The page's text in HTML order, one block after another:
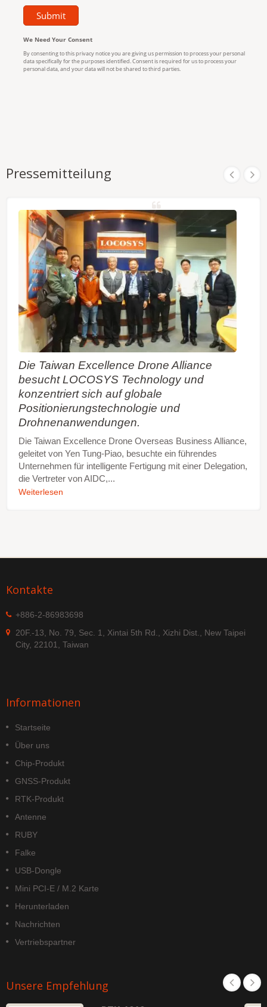
Pressemitteilung
Die Taiwan Excellence Drone Alliance
besucht LOCOSYS Technology und
konzentriert sich auf globale
Positionierungstechnologie und
Drohnenanwendungen.
Die Taiwan Excellence Drone Overseas Business Alliance,
geleitet von Yen Tung-Piao, besuchte ein führendes
Unternehmen für intelligente Fertigung mit einer Delegation,
die Vertreter von AIDC,...
Weiterlesen
Kontakte
+886-2-86983698
20F.-13, No. 79, Sec. 1, Xintai 5th Rd., Xizhi Dist., New Taipei
City, 22101, Taiwan
Informationen
Startseite
Über uns
Chip-Produkt
GNSS-Produkt
RTK-Produkt
Antenne
RUBY
Falke
USB-Dongle
Mini PCI-E / M.2 Karte
Herunterladen
Nachrichten
Vertriebspartner
Unsere Empfehlung